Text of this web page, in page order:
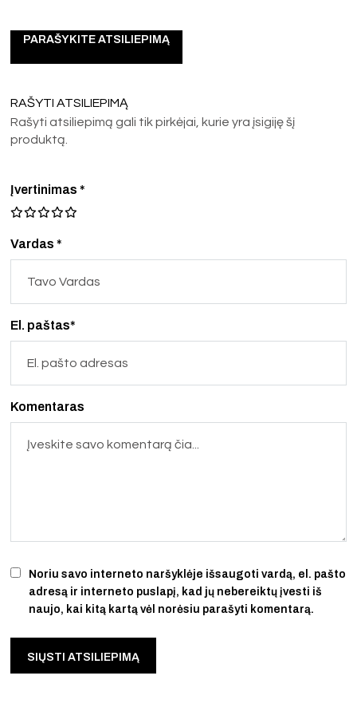
PARAŠYKITE ATSILIEPIMĄ
RAŠYTI ATSILIEPIMĄ
Rašyti atsiliepimą gali tik pirkėjai, kurie yra įsigiję šį
produktą.
Vardas *
El. paštas*
Noriu savo interneto naršyklėje išsaugoti vardą, el. pašto
adresą ir interneto puslapį, kad jų nebereiktų įvesti iš
naujo, kai kitą kartą vėl norėsiu parašyti komentarą.
Įvertinimas*
Komentaras